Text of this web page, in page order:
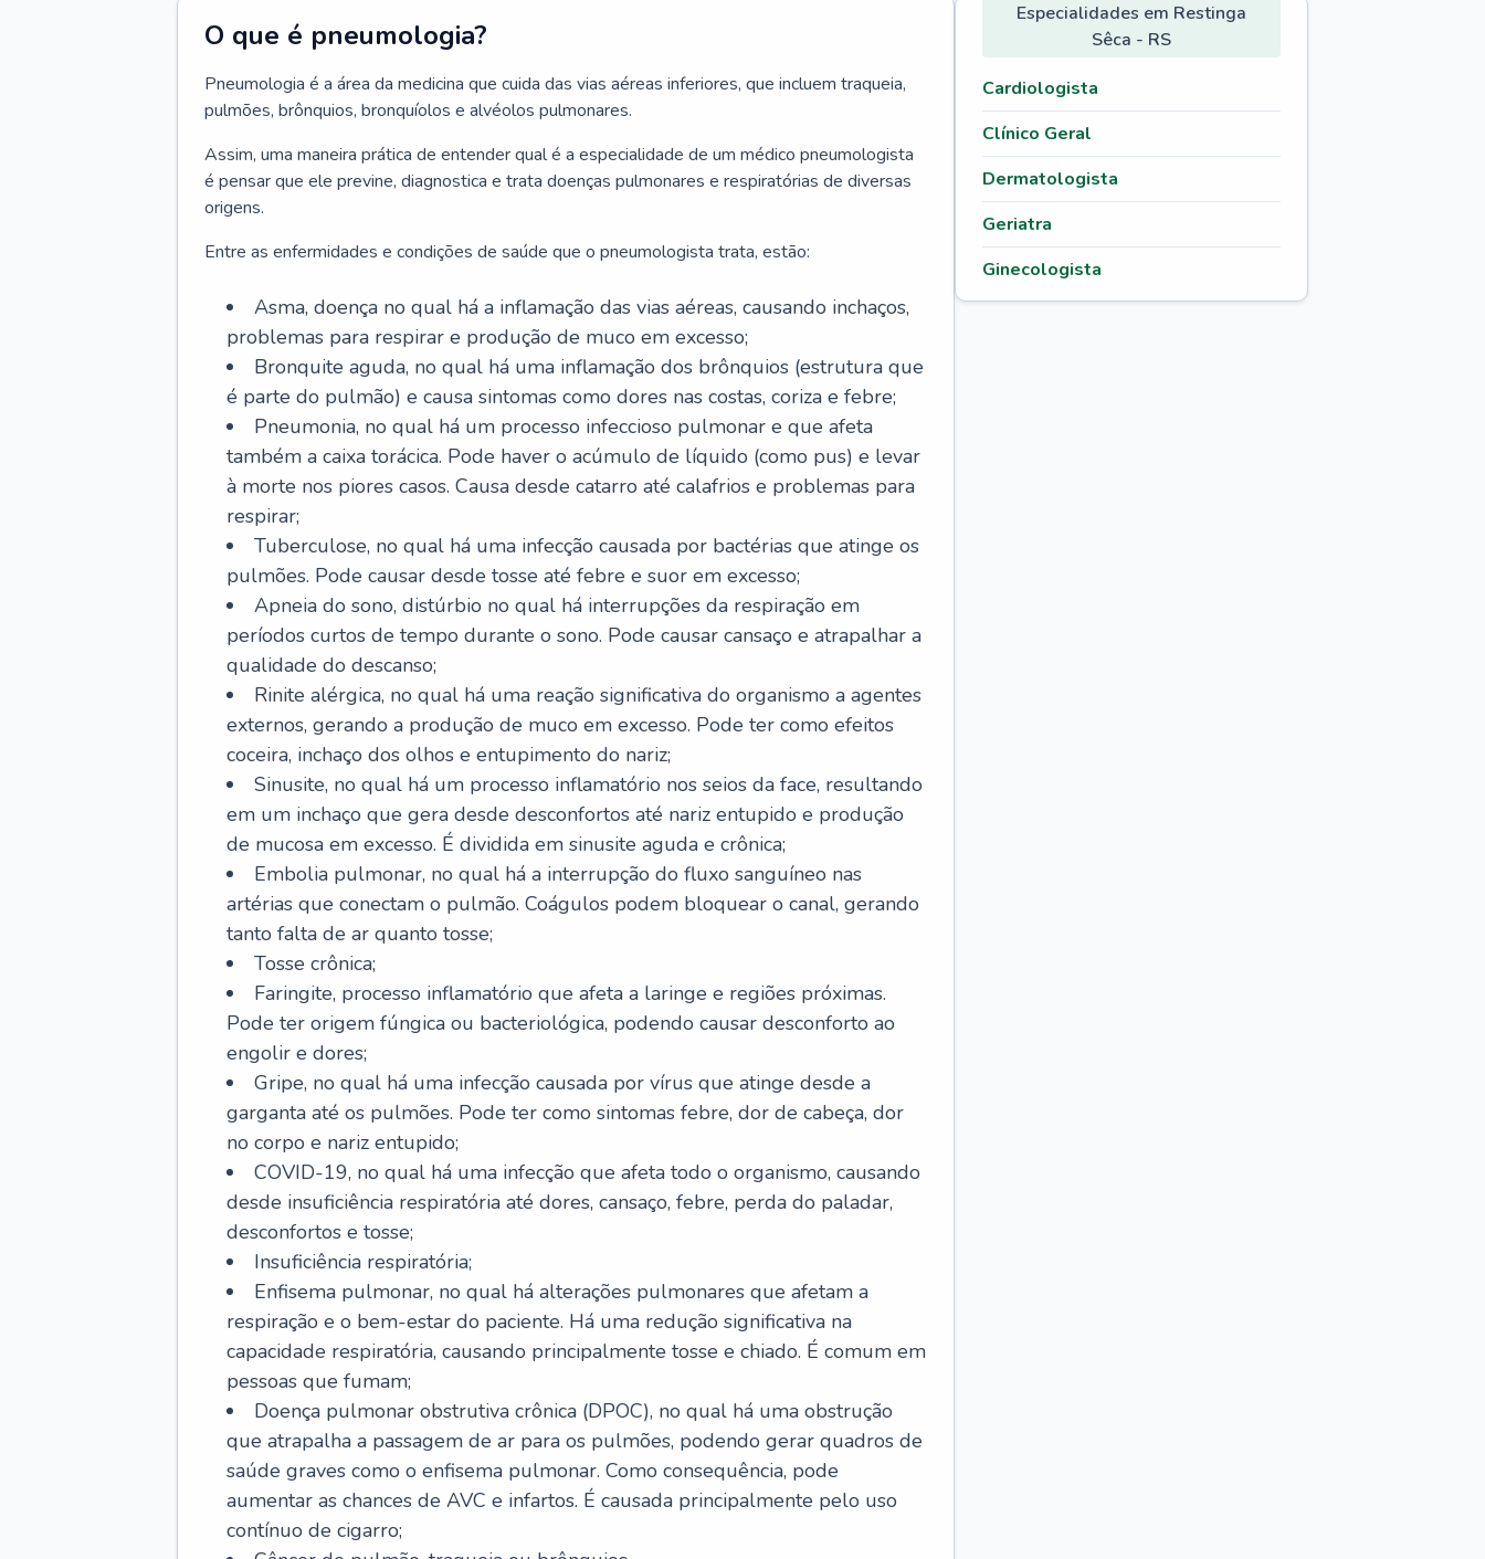
O que é pneumologia?
Pneumologia é a área da medicina que cuida das vias aéreas inferiores, que incluem traqueia,
pulmões, brônquios, bronquíolos e alvéolos pulmonares.
Assim, uma maneira prática de entender qual é a especialidade de um médico pneumologista
é pensar que ele previne, diagnostica e trata doenças pulmonares e respiratórias de diversas
origens.
Entre as enfermidades e condições de saúde que o pneumologista trata, estão:
Asma, doença no qual há a inflamação das vias aéreas, causando inchaços,
problemas para respirar e produção de muco em excesso;
Bronquite aguda, no qual há uma inflamação dos brônquios (estrutura que
é parte do pulmão) e causa sintomas como dores nas costas, coriza e febre;
Pneumonia, no qual há um processo infeccioso pulmonar e que afeta
também a caixa torácica. Pode haver o acúmulo de líquido (como pus) e levar
à morte nos piores casos. Causa desde catarro até calafrios e problemas para
respirar;
Tuberculose, no qual há uma infecção causada por bactérias que atinge os
pulmões. Pode causar desde tosse até febre e suor em excesso;
Apneia do sono, distúrbio no qual há interrupções da respiração em
períodos curtos de tempo durante o sono. Pode causar cansaço e atrapalhar a
qualidade do descanso;
Rinite alérgica, no qual há uma reação significativa do organismo a agentes
externos, gerando a produção de muco em excesso. Pode ter como efeitos
coceira, inchaço dos olhos e entupimento do nariz;
Sinusite, no qual há um processo inflamatório nos seios da face, resultando
em um inchaço que gera desde desconfortos até nariz entupido e produção
de mucosa em excesso. É dividida em sinusite aguda e crônica;
Embolia pulmonar, no qual há a interrupção do fluxo sanguíneo nas
artérias que conectam o pulmão. Coágulos podem bloquear o canal, gerando
tanto falta de ar quanto tosse;
Tosse crônica;
Faringite, processo inflamatório que afeta a laringe e regiões próximas.
Pode ter origem fúngica ou bacteriológica, podendo causar desconforto ao
engolir e dores;
Gripe, no qual há uma infecção causada por vírus que atinge desde a
garganta até os pulmões. Pode ter como sintomas febre, dor de cabeça, dor
no corpo e nariz entupido;
COVID-19, no qual há uma infecção que afeta todo o organismo, causando
desde insuficiência respiratória até dores, cansaço, febre, perda do paladar,
desconfortos e tosse;
Insuficiência respiratória;
Enfisema pulmonar, no qual há alterações pulmonares que afetam a
respiração e o bem-estar do paciente. Há uma redução significativa na
capacidade respiratória, causando principalmente tosse e chiado. É comum em
pessoas que fumam;
Doença pulmonar obstrutiva crônica (DPOC), no qual há uma obstrução
que atrapalha a passagem de ar para os pulmões, podendo gerar quadros de
saúde graves como o enfisema pulmonar. Como consequência, pode
aumentar as chances de AVC e infartos. É causada principalmente pelo uso
contínuo de cigarro;
Especialidades em Restinga
Sêca - RS
Cardiologista
Clínico Geral
Dermatologista
Geriatra
Ginecologista